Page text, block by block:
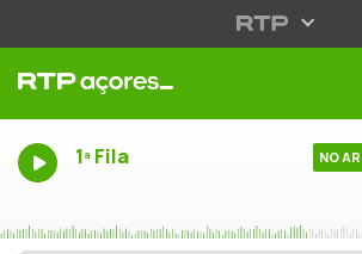
1ª Fila NO AR